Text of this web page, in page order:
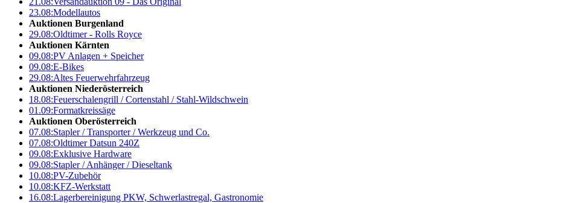
23.08:Modellautos
Auktionen Burgenland
29.08:Oldtimer - Rolls Royce
Auktionen Kärnten
09.08:PV Anlagen + Speicher
09.08:E-Bikes
29.08:Altes Feuerwehrfahrzeug
Auktionen Niederösterreich
18.08:Feuerschalengrill / Cortenstahl / Stahl-Wildschwein
01.09:Formatkreissäge
Auktionen Oberösterreich
07.08:Stapler / Transporter / Werkzeug und Co.
07.08:Oldtimer Datsun 240Z
09.08:Exklusive Hardware
09.08:Stapler / Anhänger / Dieseltank
10.08:PV-Zubehör
10.08:KFZ-Werkstatt
16.08:Lagerbereinigung PKW, Schwerlastregal, Gastronomie